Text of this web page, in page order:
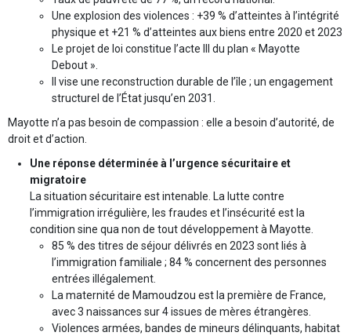
Une explosion des violences : +39 % d’atteintes à l’intégrité
physique et +21 % d’atteintes aux biens entre 2020 et 2023
Le projet de loi constitue l’acte III du plan « Mayotte
Debout ».
Il vise une reconstruction durable de l’île ; un engagement
structurel de l’État jusqu’en 2031.
Mayotte n’a pas besoin de compassion : elle a besoin d’autorité, de
droit et d’action.
Une réponse déterminée à l’urgence sécuritaire et
migratoire
La situation sécuritaire est intenable. La lutte contre
l’immigration irrégulière, les fraudes et l’insécurité est la
condition sine qua non de tout développement à Mayotte.
85 % des titres de séjour délivrés en 2023 sont liés à
l’immigration familiale ; 84 % concernent des personnes
entrées illégalement.
La maternité de Mamoudzou est la première de France,
avec 3 naissances sur 4 issues de mères étrangères.
Violences armées, bandes de mineurs délinquants, habitat